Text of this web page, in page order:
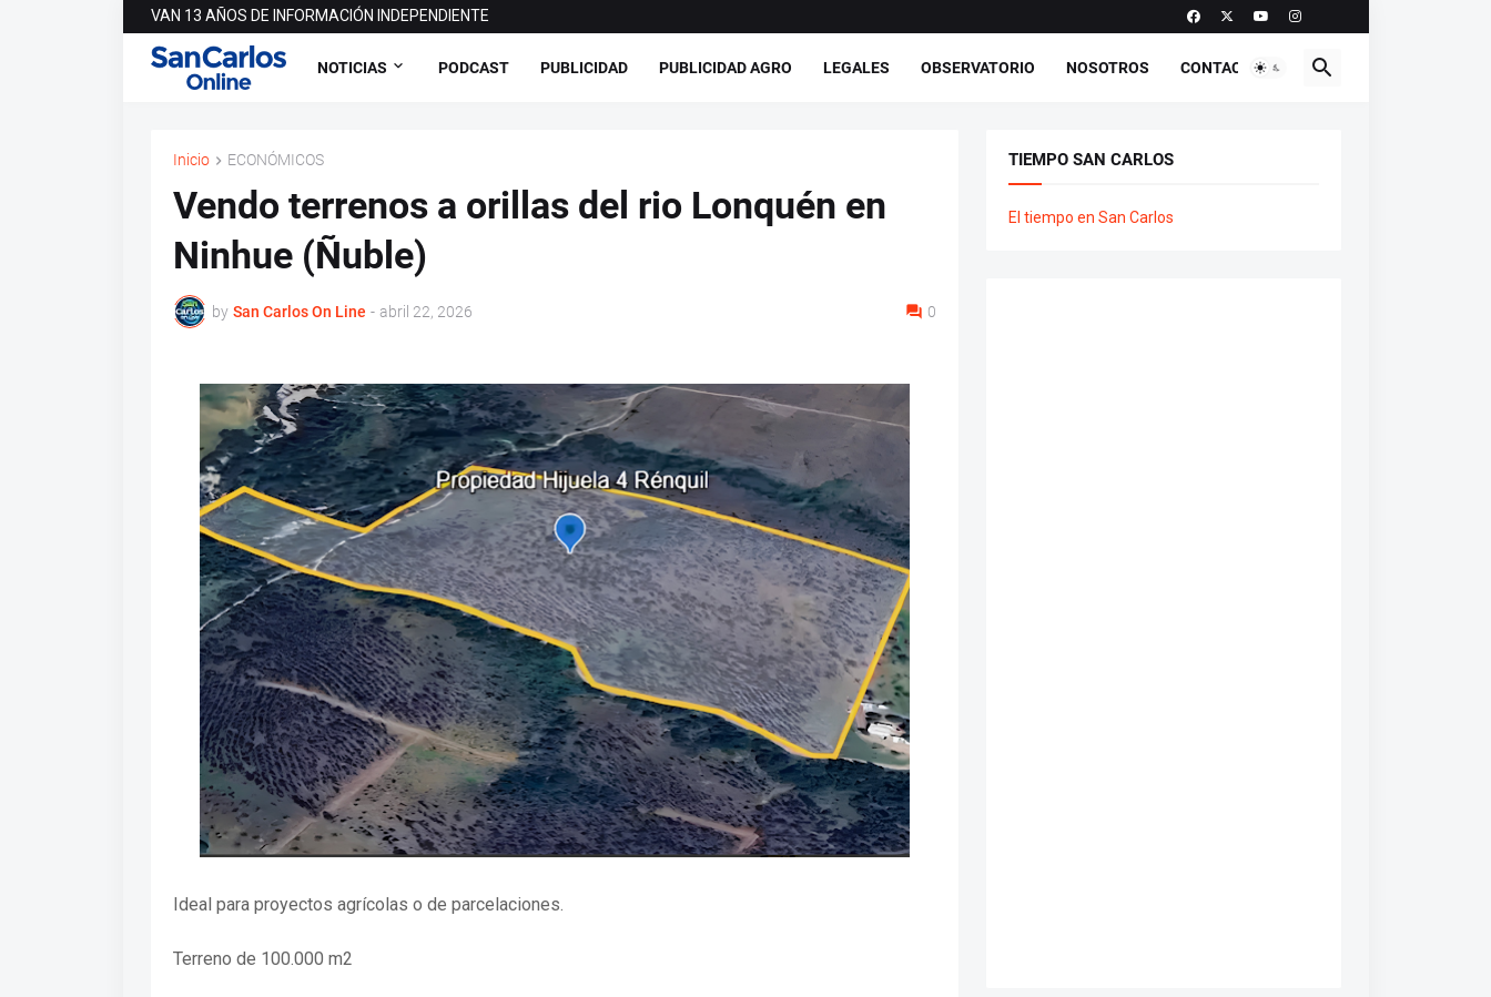
VAN 13 AÑOS DE INFORMACIÓN INDEPENDIENTE
NOTICIAS PODCAST PUBLICIDAD PUBLICIDAD AGRO LEGALES OBSERVATORIO NOSOTROS CONTACTO
Inicio ECONÓMICOS
Vendo terrenos a orillas del rio Lonquén en
Ninhue (Ñuble)
by San Carlos On Line - abril 22, 2026 0
Ideal para proyectos agrícolas o de parcelaciones.
Terreno de 100.000 m2
TIEMPO SAN CARLOS
El tiempo en San Carlos